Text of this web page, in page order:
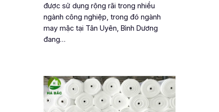
được sử dụng rộng rãi trong nhiều
ngành công nghiệp, trong đó ngành
may mặc tại Tân Uyên, Bình Dương
đang…